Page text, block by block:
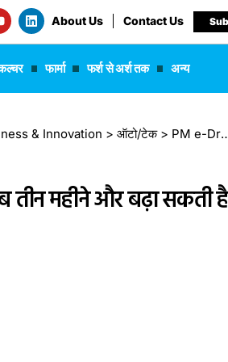
About Us Contact Us
फार्मा फर्श से अर्श तक अन्य
& Innovation > ऑटो/टेक> PM e-Drive योजना के तहत मिलने वाली सब्सिडी को करीब तीन महीने और बढ़ा सकती है सरकार, 31 मार्च है डेडलाइन
तीन महीने और बढ़ा सकती है